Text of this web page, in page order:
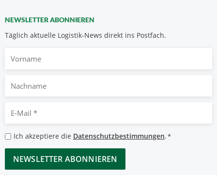
NEWSLETTER ABONNIEREN
Täglich aktuelle Logistik-News direkt ins Postfach.
Nachname
Mail
*
Datenschutzbestimmungen
*
Ich akzeptiere die Datenschutzbestimmungen.*
CAPTCHA